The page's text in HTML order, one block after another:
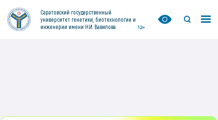
Саратовский государственный
университет генетики, биотехнологии и
инженерии имени Н.И. Вавилова
12+